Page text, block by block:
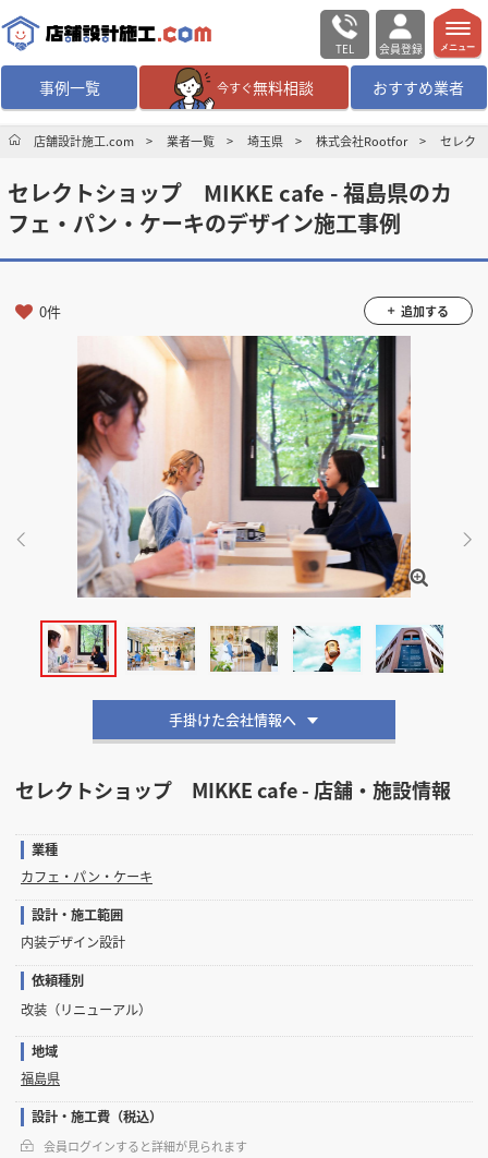
TEL 会員登録
事例一覧 今すぐ無料相談 おすすめ業者
無料相談 ログイン／会員登録
デザイン設計・施工業者を探す
店舗・商業施設の施工事例を探す
マッチング案件一覧
店舗設計施工.comとは
内装の費用相場シミュレーター
掲載希望のデザイン設計・施工会社様へ
店舗開業・改装をご検討中の方へ
メニュー
店舗設計施工.com 業者一覧 埼玉県 株式会社Rootfor セレク
セレクトショップ MIKKE cafe - 福島県のカ
フェ・パン・ケーキのデザイン施工事例
0件 追加する
手掛けた会社情報へ
セレクトショップ MIKKE cafe - 店舗・施設情報
業種
カフェ・パン・ケーキ
設計・施工範囲
内装デザイン設計
依頼種別
改装（リニューアル）
地域
福島県
設計・施工費（税込）
会員ログインすると詳細が見られます